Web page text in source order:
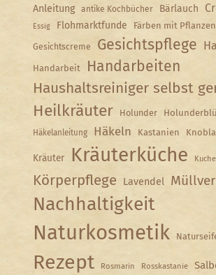
Anleitung antike Kochbücher Bärlauch
Essig Flohmarktfunde Färben mit Pflanzen
Gesichtscreme Gesichtspflege
Handarbeit
Handarbeiten
Haushaltsreiniger selbst
Heilkräuter Holunder
Häkelanleitung Häkeln Kastanien
Kräuter Kräuterküche
Körperpflege Lavendel
Nachhaltigkeit
Naturkosmetik
Rezept Rosmarin Rosskastanie